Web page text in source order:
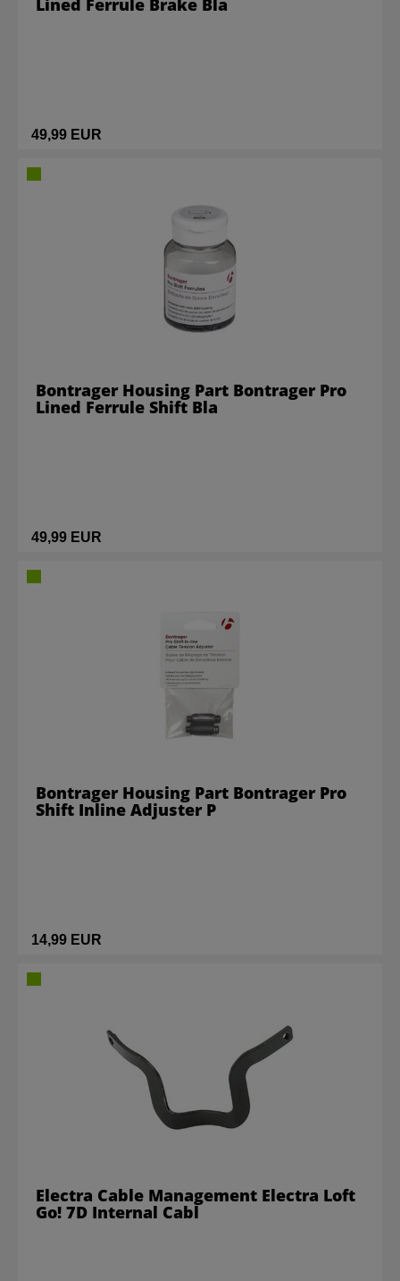
49,99 EUR
Lined Ferrule Brake Bla
49,99 EUR
Bontrager Housing Part Bontrager Pro
Lined Ferrule Shift Bla
14,99 EUR
Bontrager Housing Part Bontrager Pro
Shift Inline Adjuster P
Electra Cable Management Electra Loft
Go! 7D Internal Cabl